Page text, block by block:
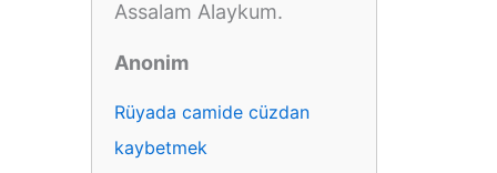
Assalam Alaykum.
Anonim
Rüyada camide cüzdan
kaybetmek